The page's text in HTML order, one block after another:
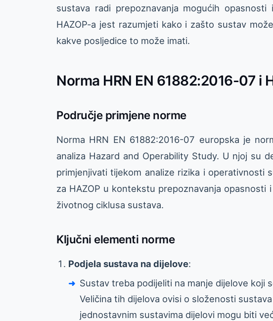
sustava radi prepoznavanja mogućih
HAZOP-a jest razumjeti kako i zašto sustav
kakve posljedice to može imati.
Norma HRN EN 61882:2016-07 i
Područje primjene norme
Norma HRN EN 61882:2016-07 europska je
analiza Hazard and Operability Study. U njoj su
primjenjivati tijekom analize rizika i operativnosti
za HAZOP u kontekstu prepoznavanja opasnosti
životnog ciklusa sustava.
Ključni elementi norme
Podjela sustava na dijelove:
Sustav treba podijeliti na manje dijelove koji
Veličina tih dijelova ovisi o složenosti
jednostavnim sustavima dijelovi mogu biti